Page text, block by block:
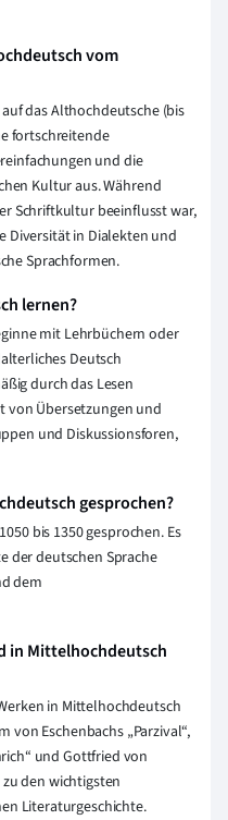
vom
das Althochdeutsche (bis
fortschreitende
und die
Kultur aus. Während
Schriftkultur beeinflusst war,
Diversität in Dialekten und
Sprachformen.
lernen?
mit Lehrbüchern oder
Deutsch
durch das Lesen
von Übersetzungen und
und Diskussionsforen,
gesprochen?
bis 1350 gesprochen. Es
der deutschen Sprache
dem
in Mittelhochdeutsch
in Mittelhochdeutsch
von Eschenbachs „Parzival“,
und Gottfried von
zu den wichtigsten
Literaturgeschichte.